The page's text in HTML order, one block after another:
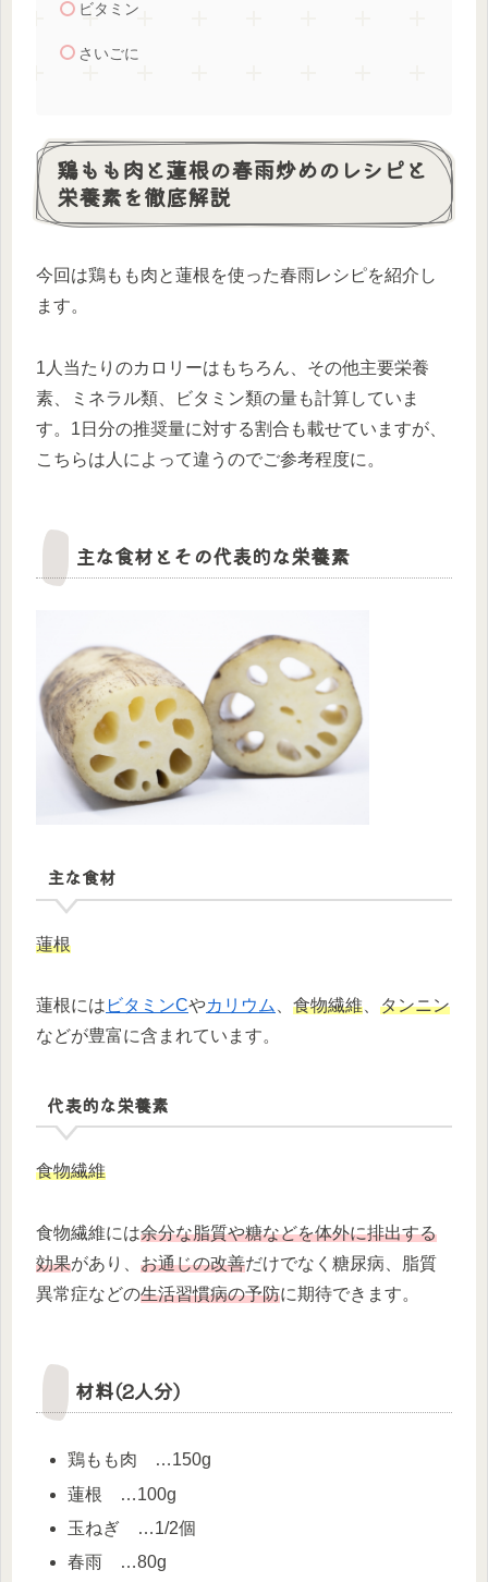
ビタミン
さいごに
鶏もも肉と蓮根の春雨炒めのレシピと
栄養素を徹底解説
今回は鶏もも肉と蓮根を使った春雨レシピを紹介し
ます。
1人当たりのカロリーはもちろん、その他主要栄養
素、ミネラル類、ビタミン類の量も計算していま
す。1日分の推奨量に対する割合も載せていますが、
こちらは人によって違うのでご参考程度に。
主な食材とその代表的な栄養素
主な食材
蓮根
蓮根には ビタミンCやカリウム、 食物繊維、 タンニン
などが豊富に含まれています。
代表的な栄養素
食物繊維
食物繊維には余分な脂質や糖などを体外に排出する
効果があり、 お通じの改善だけでなく糖尿病、脂質
異常症などの生活習慣病の予防に期待できます。
材料(2人分)
鶏もも肉 …150g
蓮根 …100g
玉ねぎ …1/2個
春雨 …80g